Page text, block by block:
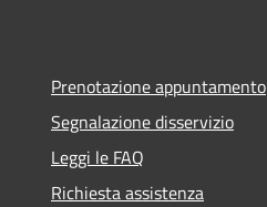
Prenotazione appuntamento
Segnalazione disservizio
Leggi le FAQ
Richiesta assistenza